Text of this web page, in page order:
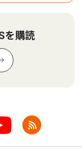
を購読